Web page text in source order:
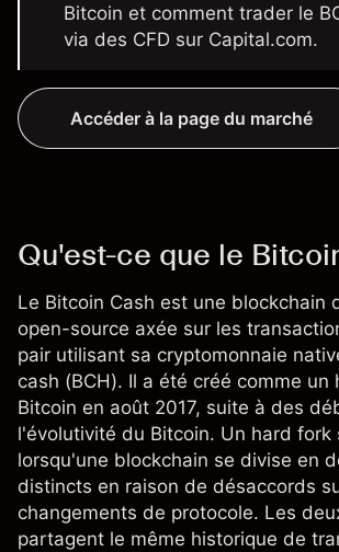
Bitcoin et comment trader le
via des CFD sur Capital.com.
Accéder à la page du marché
Qu'est-ce que le
Le Bitcoin Cash est une blockchain
open-source axée sur les
pair utilisant sa cryptomonnaie
cash (BCH). Il a été créé comme un
Bitcoin en août 2017, suite à des
l'évolutivité du Bitcoin. Un hard fork
lorsqu'une blockchain se divise en
distincts en raison de désaccords
changements de protocole. Les
partagent le même historique de